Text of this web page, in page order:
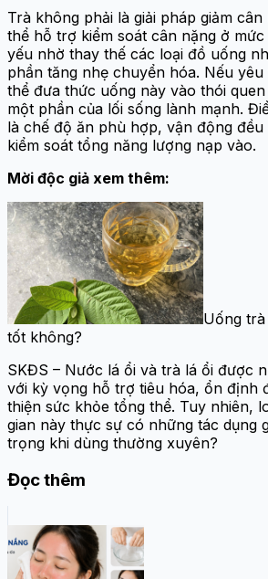
Trà không phải là giải pháp giảm
thể hỗ trợ kiểm soát cân nặng ở
yếu nhờ thay thế các loại đồ uống
phần tăng nhẹ chuyển hóa. Nếu
thể đưa thức uống này vào thói
một phần của lối sống lành mạnh.
là chế độ ăn phù hợp, vận động đều
kiểm soát tổng năng lượng nạp vào.
Mời độc giả xem thêm:
Uống
tốt không?
SKĐS – Nước lá ổi và trà lá ổi được
với kỳ vọng hỗ trợ tiêu hóa, ổn định
thiện sức khỏe tổng thể. Tuy nhiên,
gian này thực sự có những tác dụng
trọng khi dùng thường xuyên?
Đọc thêm